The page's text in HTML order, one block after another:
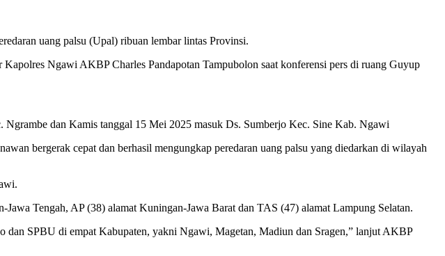
uang palsu (Upal) ribuan lembar lintas Provinsi.
Ngawi AKBP Charles Pandapotan Tampubolon saat konferensi pers di ruang Guyup
dan Kamis tanggal 15 Mei 2025 masuk Ds. Sumberjo Kec. Sine Kab. Ngawi
bergerak cepat dan berhasil mengungkap peredaran uang palsu yang diedarkan di wilayah
Tengah, AP (38) alamat Kuningan-Jawa Barat dan TAS (47) alamat Lampung Selatan.
dan SPBU di empat Kabupaten, yakni Ngawi, Magetan, Madiun dan Sragen,” lanjut AKBP